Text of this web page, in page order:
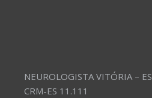
NEUROLOGISTA VITÓRIA – ES
CRM-ES 11.111